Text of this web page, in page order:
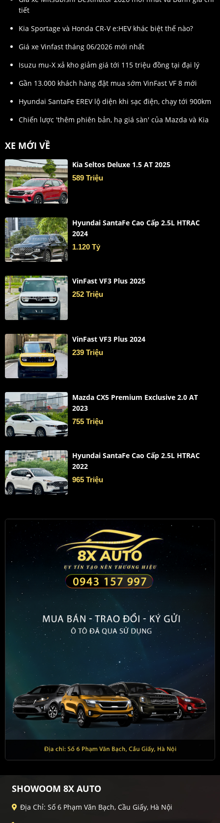
tiết
Kia Sportage và Honda CR-V e:HEV khác biệt thế nào?
Giá xe Vinfast tháng 06/2026 mới nhất
Isuzu mu-X xả kho giảm giá tới 115 triệu đồng tại đại lý
Gần 13.000 khách hàng đặt mua sớm VinFast VF 8 mới
Hyundai SantaFe EREV lộ diện khi sạc điện, chạy tới 900km
Chiến lược 'thêm phiên bản, hạ giá sàn' của Mazda và Kia
XE MỚI VỀ
Kia Seltos Deluxe 1.5 AT 2025
589 Triệu
Hyundai SantaFe Cao Cấp 2.5L HTRAC
2024
1.120 Tỷ
VinFast VF3 Plus 2025
252 Triệu
VinFast VF3 Plus 2024
239 Triệu
Mazda CX5 Premium Exclusive 2.0 AT
2023
755 Triệu
Hyundai SantaFe Cao Cấp 2.5L HTRAC
2022
965 Triệu
SHOWOOM 8X AUTO
Địa Chỉ: Số 6 Phạm Văn Bạch, Cầu Giấy, Hà Nội